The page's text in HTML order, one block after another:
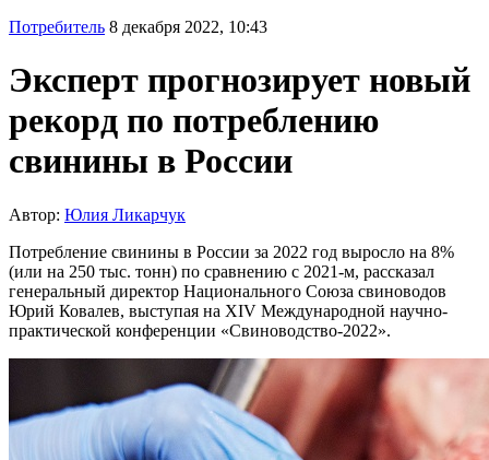
Потребитель 8 декабря 2022, 10:43
Эксперт прогнозирует новый
рекорд по потреблению
свинины в России
Автор: Юлия Ликарчук
Потребление свинины в России за 2022 год выросло на 8%
(или на 250 тыс. тонн) по сравнению с 2021-м, рассказал
генеральный директор Национального Союза свиноводов
Юрий Ковалев, выступая на XIV Международной научно-
практической конференции «Свиноводство-2022».